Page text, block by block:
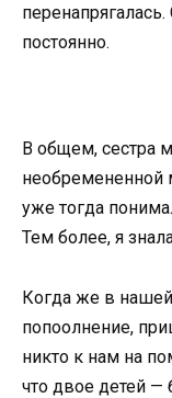
постоянно.
В общем, сестра
необремененной
уже тогда
Тем более, я
Когда же в
попоолнение,
никто к нам на
что двое детей